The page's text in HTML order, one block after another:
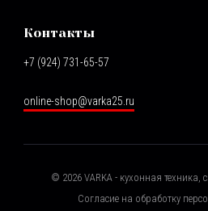
Контакты
+7 (924) 731-65-57
online-shop@varka25.ru
© 2026VARKA - кухонная техника,
Согласие на обработку